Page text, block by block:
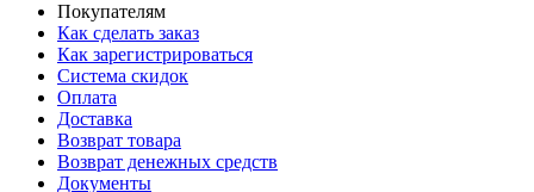
Покупателям
Как сделать заказ
Как зарегистрироваться
Система скидок
Оплата
Доставка
Возврат товара
Возврат денежных средств
Документы